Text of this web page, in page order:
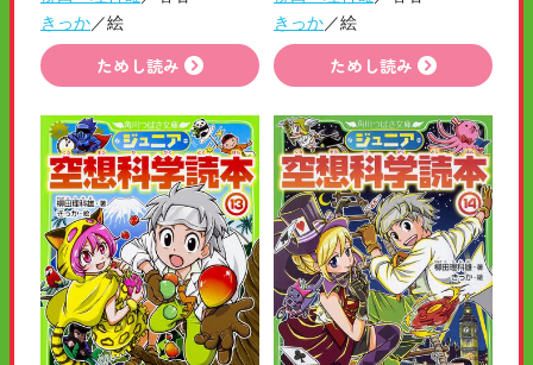
きっか／絵
ためし読み
きっか／絵
ためし読み